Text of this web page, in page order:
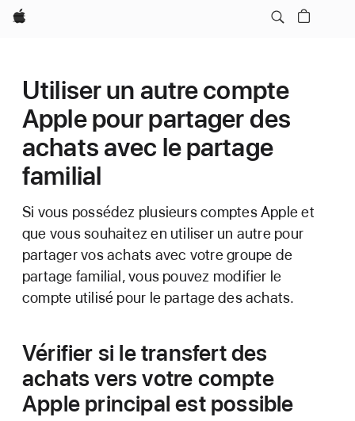
Apple
Utiliser un autre compte
Apple pour partager des
achats avec le partage
familial
Si vous possédez plusieurs comptes Apple et
que vous souhaitez en utiliser un autre pour
partager vos achats avec votre groupe de
partage familial, vous pouvez modifier le
compte utilisé pour le partage des achats.
Vérifier si le transfert des
achats vers votre compte
Apple principal est possible